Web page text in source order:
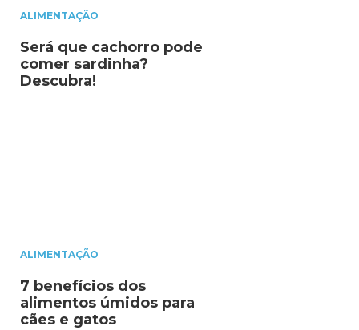
ALIMENTAÇÃO
Será que cachorro pode
comer sardinha?
Descubra!
ALIMENTAÇÃO
7 benefícios dos
alimentos úmidos para
cães e gatos